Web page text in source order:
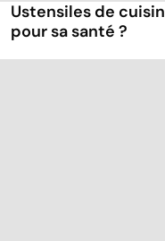
Ustensiles de
pour sa santé ?